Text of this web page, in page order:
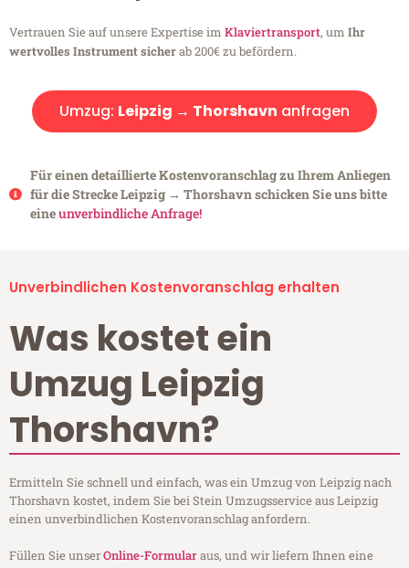
Vertrauen Sie auf unsere Expertise im Klaviertransport, um Ihr
wertvolles Instrument sicherab 200€ zu befördern.
Umzug: Leipzig → Thorshavn anfragen
Für einen detaillierte Kostenvoranschlag zu Ihrem Anliegen
für die Strecke Leipzig → Thorshavn schicken Sie uns bitte
eineunverbindliche Anfrage!
Unverbindlichen Kostenvoranschlag erhalten
Was kostet ein
Umzug Leipzig
Thorshavn?
Ermitteln Sie schnell und einfach, was ein Umzug von Leipzig nach
Thorshavn kostet, indem Sie bei Stein Umzugsservice aus Leipzig
einen unverbindlichen Kostenvoranschlag anfordern.
Füllen Sie unserOnline-Formularaus, und wir liefern Ihnen eine